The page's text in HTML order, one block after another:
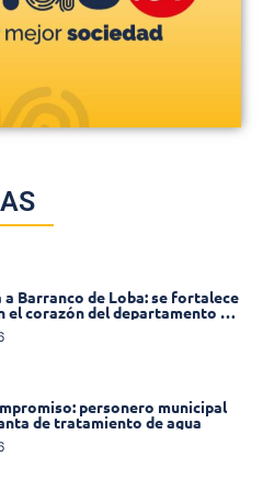
a Barranco de Loba: se fortalece
el corazón del departamento de
personero municipal
de tratamiento de agua